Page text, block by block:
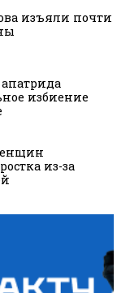
изъяли почти
избиение
из-за